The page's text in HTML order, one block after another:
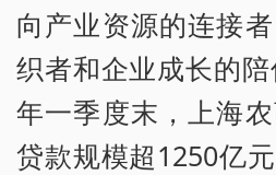
向产业资源的连接
织者和企业成长的
年一季度末，上海
贷款规模超1250亿